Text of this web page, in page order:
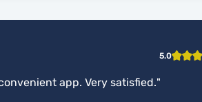
5.0
app. Very satisfied."